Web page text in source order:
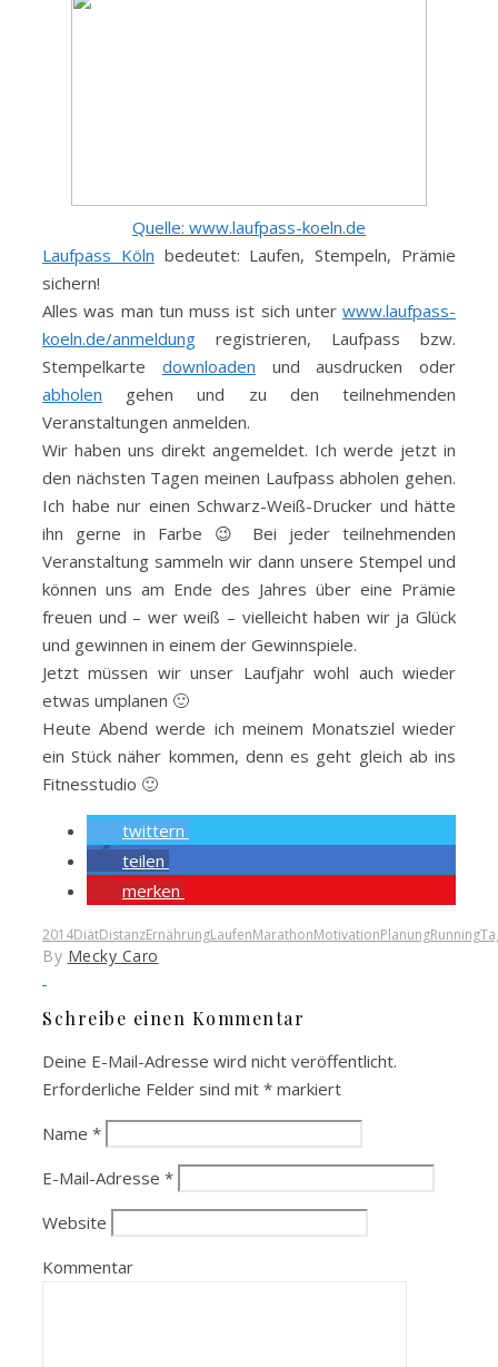
Quelle: www.laufpass-koeln.de
Laufpass Köln bedeutet: Laufen, Stempeln, Prämie
sichern!
Alles was man tun muss ist sich unter www.laufpass-
koeln.de/anmeldung registrieren, Laufpass bzw.
Stempelkarte downloaden und ausdrucken oder
abholen gehen und zu den teilnehmenden
Veranstaltungen anmelden.
Wir haben uns direkt angemeldet. Ich werde jetzt in
den nächsten Tagen meinen Laufpass abholen gehen.
Ich habe nur einen Schwarz-Weiß-Drucker und hätte
ihn gerne in Farbe 😉 Bei jeder teilnehmenden
Veranstaltung sammeln wir dann unsere Stempel und
können uns am Ende des Jahres über eine Prämie
freuen und – wer weiß – vielleicht haben wir ja Glück
und gewinnen in einem der Gewinnspiele.
Jetzt müssen wir unser Laufjahr wohl auch wieder
etwas umplanen 🙂
Heute Abend werde ich meinem Monatsziel wieder
ein Stück näher kommen, denn es geht gleich ab ins
Fitnesstudio 🙂
twittern
teilen
merken
2014DiätDistanzErnährungLaufenMarathonMotivationPlanungRunning
By Mecky Caro
Schreibe einen Kommentar
Deine E-Mail-Adresse wird nicht veröffentlicht.
Erforderliche Felder sind mit * markiert
Name *
E-Mail-Adresse *
Website
Kommentar